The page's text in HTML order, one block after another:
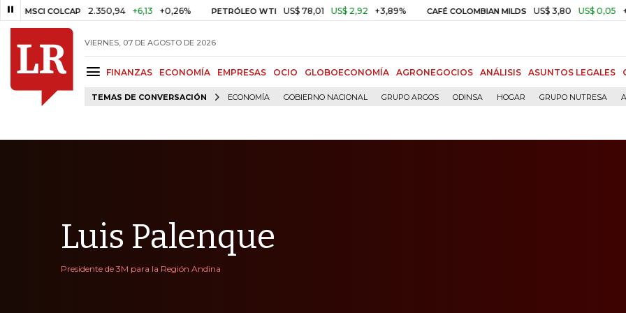
COLCAP 2.350,94 +6,13 +0,26% PETRÓLEO WTI US$ 78,01 US$ 2,92 +3,89% CAFÉ COLOMBIAN MILDS US$ 3,80 US$ 0,05 +1,40%
VIERNES, 07 DE AGOSTO DE 2026
FINANZAS ECONOMÍA EMPRESAS OCIO GLOBOECONOMÍA AGRONEGOCIOS ANÁLISIS ASUNTOS LEGALES
TEMAS DE CONVERSACIÓN ECONOMÍA GOBIERNO NACIONAL GRUPO ARGOS ODINSA HOGAR GRUPO NUTRESA
Luis Palenque
Presidente de 3M para la Región Andina